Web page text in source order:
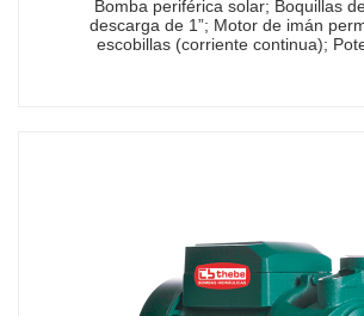
Bomba periférica solar; Boquillas
descarga de 1”; Motor de imán
escobillas (corriente continua);